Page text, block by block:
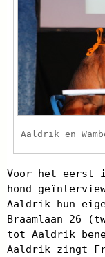
Aaldrik en
Voor het eerst
hond
Aaldrik hun
Braamlaan 26
tot Aaldrik
Aaldrik zingt